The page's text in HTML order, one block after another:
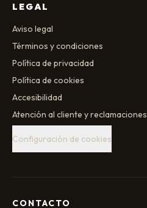
LEGAL
Aviso legal
Términos y condiciones
Política de privacidad
Política de cookies
Accesibilidad
Atención al cliente y reclamaciones
Configuración de cookies
CONTACTO